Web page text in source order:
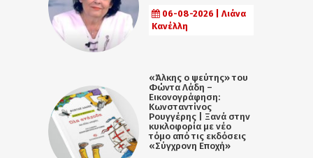
06-08-2026 | Λιάνα
Κανέλλη
«Άλκης ο ψεύτης» του
Φώντα Λάδη –
Εικονογράφηση:
Κωνσταντίνος
Ρουγγέρης | Ξανά στην
κυκλοφορία με νέο
τόμο από τις εκδόσεις
«Σύγχρονη Εποχή»